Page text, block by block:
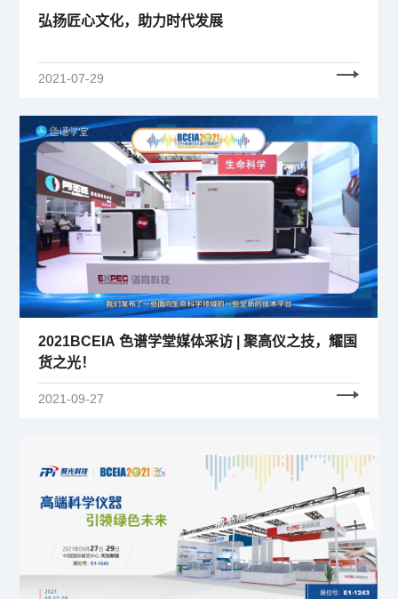
弘扬匠心文化，助力时代发展
2021-07-29
2021BCEIA 色谱学堂媒体采访 | 聚高仪之技，耀国
货之光！
2021-09-27